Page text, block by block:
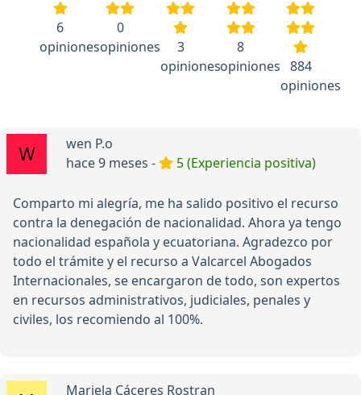
6
opiniones
0
opiniones
3
opiniones
8
opiniones 884
opiniones
wen P.o
hace 9 meses -
5 (Experiencia positiva)
Comparto mi alegría, me ha salido positivo el recurso
contra la denegación de nacionalidad. Ahora ya tengo
nacionalidad española y ecuatoriana. Agradezco por
todo el trámite y el recurso a Valcarcel Abogados
Internacionales, se encargaron de todo, son expertos
en recursos administrativos, judiciales, penales y
civiles, los recomiendo al 100%.
Mariela Cáceres Rostran